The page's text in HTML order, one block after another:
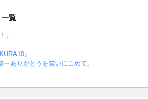
覧
」
』
～ありがとうを笑いにこめて。